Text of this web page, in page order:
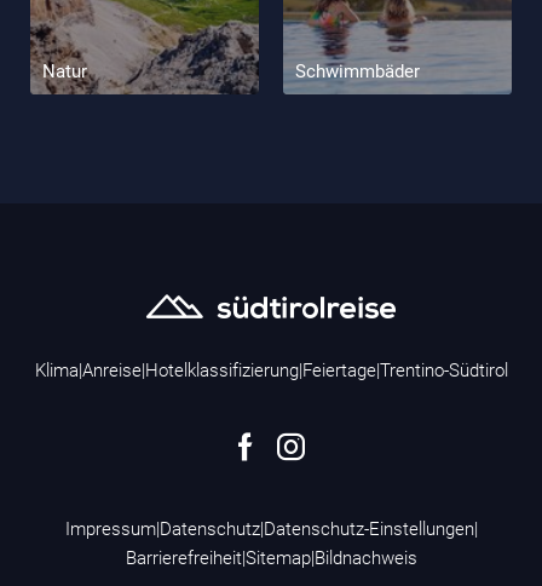
Natur Schwimmbäder
Klima|Anreise|Hotelklassifizierung|Feiertage|Trentino-Südtirol
Impressum|Datenschutz|Datenschutz-Einstellungen|
Barrierefreiheit|Sitemap|Bildnachweis